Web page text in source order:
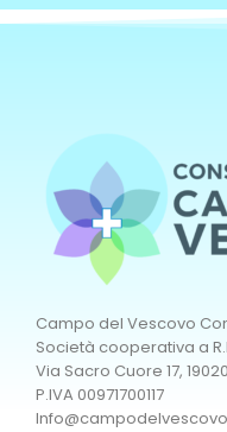
Campo del Vescovo
Società cooperativa a
Via Sacro Cuore 17,
P.IVA 00971700117